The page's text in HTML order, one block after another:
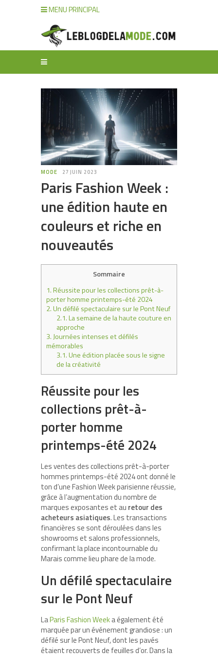
MENU PRINCIPAL
MODE 27 JUIN 2023
Paris Fashion Week :
une édition haute en
couleurs et riche en
nouveautés
Sommaire
1.Réussite pour les collections prêt-à-
porter homme printemps-été 2024
2.Un défilé spectaculaire sur le Pont Neuf
2.1.La semaine de la haute couture en
approche
3.Journées intenses et défilés
mémorables
3.1.Une édition placée sous le signe
de la créativité
Réussite pour les
collections prêt-à-
porter homme
printemps-été 2024
Les ventes des collections prêt-à-porter
hommes printemps-été 2024 ont donné le
ton d’une Fashion Week parisienne réussie,
grâce à l’augmentation du nombre de
marques exposantes et au retour des
acheteurs asiatiques. Les transactions
financières se sont déroulées dans les
showrooms et salons professionnels,
confirmant la place incontournable du
Marais comme lieu phare de la mode.
Un défilé spectaculaire
sur le Pont Neuf
LaParis Fashion Weeka également été
marquée par un événement grandiose : un
défilé sur le Pont Neuf, dont les pavés
étaient recouverts de feuilles d’or. Dans la